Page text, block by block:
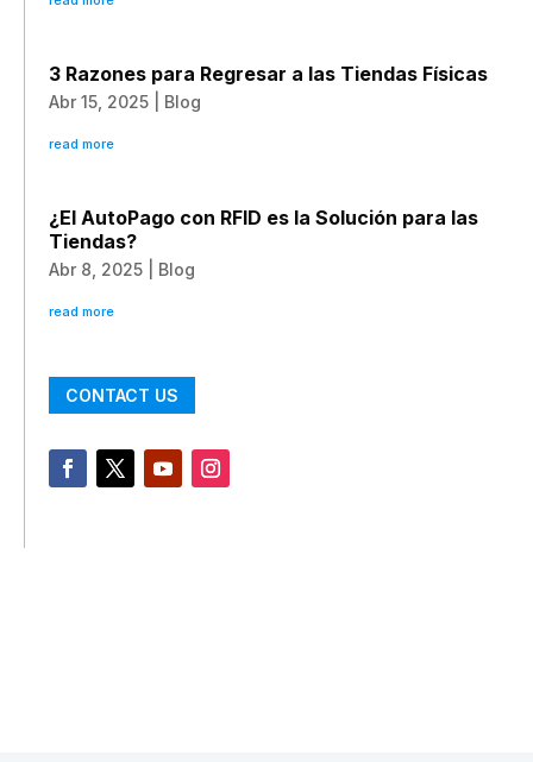
3 Razones para Regresar a las Tiendas Físicas
Abr 15, 2025 Blog
read more
¿El AutoPago con RFID es la Solución para las
Tiendas?
Abr 8, 2025 Blog
read more
CONTACT US